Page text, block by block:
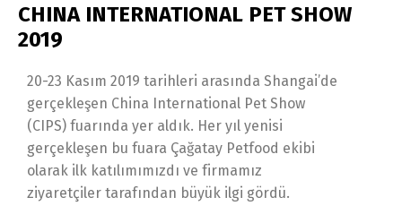
CHINA INTERNATIONAL PET SHOW
2019
20-23 Kasım 2019 tarihleri arasında Shangai’de
gerçekleşen China International Pet Show
(CIPS) fuarında yer aldık. Her yıl yenisi
gerçekleşen bu fuara Çağatay Petfood ekibi
olarak ilk katılımımızdı ve firmamız
ziyaretçiler tarafından büyük ilgi gördü.